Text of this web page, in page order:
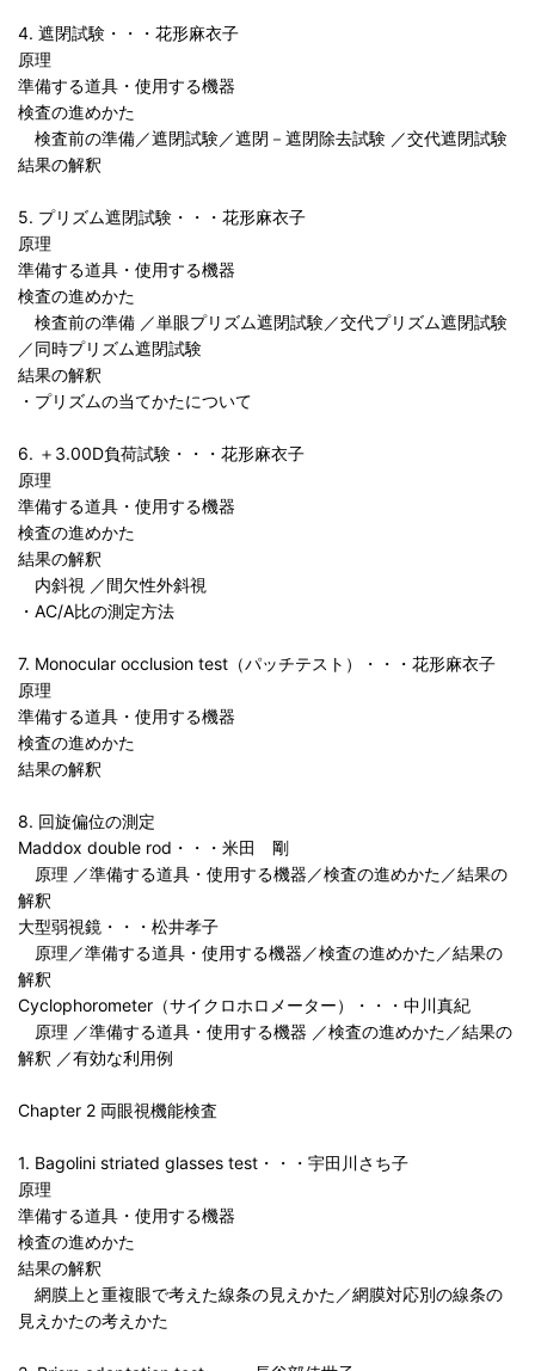
4. 遮閉試験・・・花形麻衣子
原理
準備する道具・使用する機器
検査の進めかた
検査前の準備／遮閉試験／遮閉－遮閉除去試験 ／交代遮閉試験
結果の解釈
5. プリズム遮閉試験・・・花形麻衣子
原理
準備する道具・使用する機器
検査の進めかた
検査前の準備 ／単眼プリズム遮閉試験／交代プリズム遮閉試験
／同時プリズム遮閉試験
結果の解釈
・プリズムの当てかたについて
6. ＋3.00D負荷試験・・・花形麻衣子
原理
準備する道具・使用する機器
検査の進めかた
結果の解釈
内斜視 ／間欠性外斜視
・AC/A比の測定方法
7. Monocular occlusion test（パッチテスト）・・・花形麻衣子
原理
準備する道具・使用する機器
検査の進めかた
結果の解釈
8. 回旋偏位の測定
Maddox double rod・・・米田 剛
原理 ／準備する道具・使用する機器／検査の進めかた／結果の
解釈
大型弱視鏡・・・松井孝子
原理／準備する道具・使用する機器／検査の進めかた／結果の
解釈
Cyclophorometer（サイクロホロメーター）・・・中川真紀
原理 ／準備する道具・使用する機器 ／検査の進めかた／結果の
解釈 ／有効な利用例
Chapter 2 両眼視機能検査
1. Bagolini striated glasses test・・・宇田川さち子
原理
準備する道具・使用する機器
検査の進めかた
結果の解釈
網膜上と重複眼で考えた線条の見えかた／網膜対応別の線条の
見えかたの考えかた